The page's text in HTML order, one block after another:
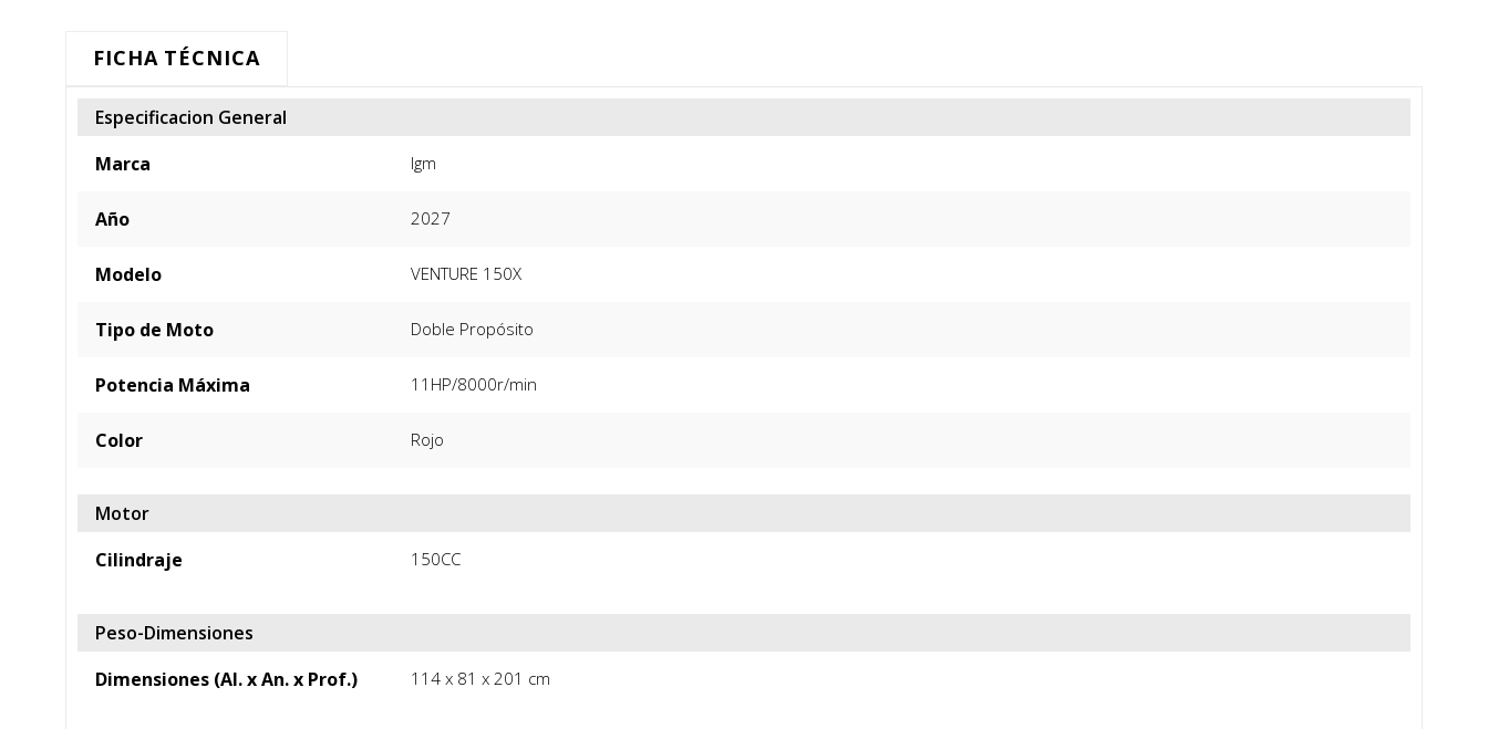
FICHA TÉCNICA
Especificacion General
Marca
Igm
Año 2027
Modelo VENTURE 150X
Tipo de Moto Doble Propósito
Potencia Máxima 11HP/8000r/min
Color Rojo
Motor
Cilindraje
150CC
Peso-Dimensiones
Dimensiones (Al. x An. x Prof.)
114 x 81 x 201 cm